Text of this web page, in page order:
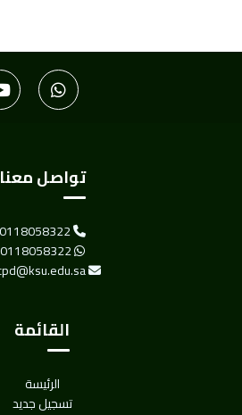
تواصل معنا
0118058322
0118058322
Tecpd@ksu.edu.sa
القائمة
الرئيسة
تسجيل جديد